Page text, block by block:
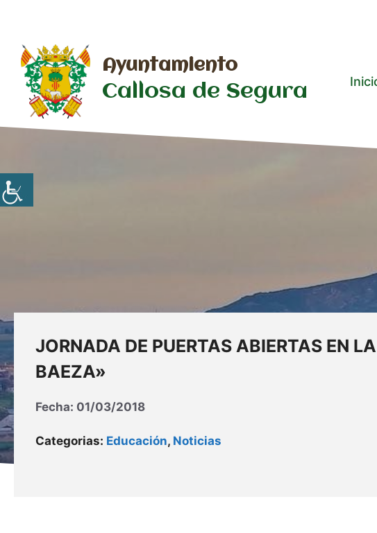
contenido
Ayuntamiento
Callosa de Segura
JORNADA DE PUERTAS ABIERTAS EN
BAEZA»
Fecha: 01/03/2018
Categorias: Educación, Noticias